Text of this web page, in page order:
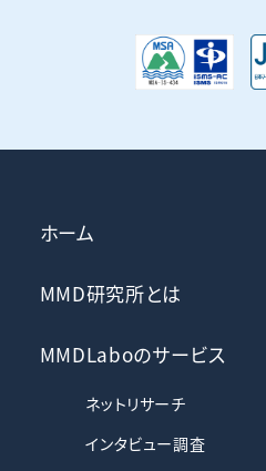
ホーム
MMD研究所とは
MMDLaboのサービス
ネットリサーチ
インタビュー調査